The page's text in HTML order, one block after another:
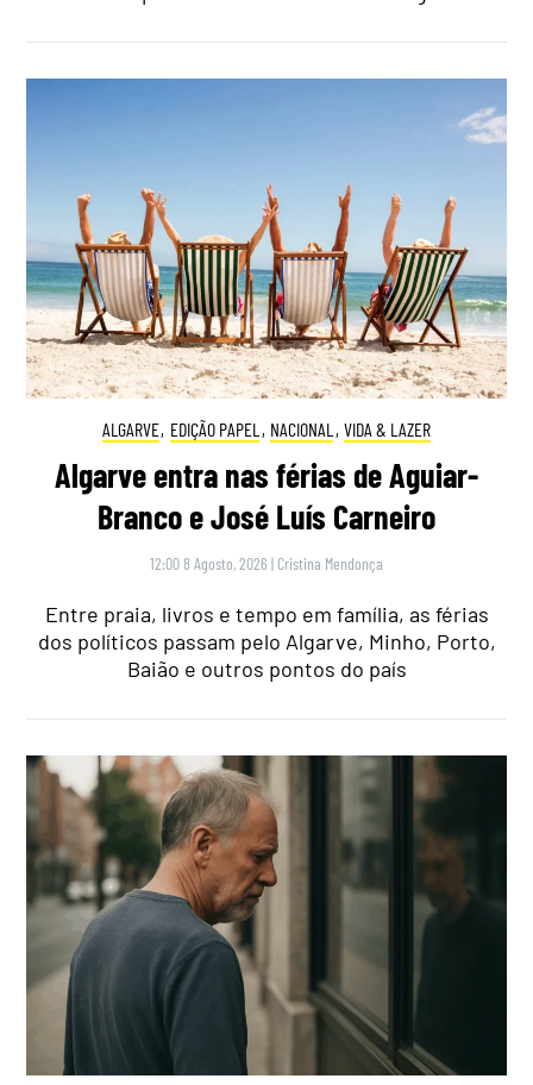
ALGARVE, EDIÇÃO PAPEL , NACIONAL , VIDA & LAZER
Algarve entra nas férias de Aguiar-
Branco e José Luís Carneiro
12:00 8 Agosto, 2026 | Cristina Mendonça
Entre praia, livros e tempo em família, as férias
dos políticos passam pelo Algarve, Minho, Porto,
Baião e outros pontos do país